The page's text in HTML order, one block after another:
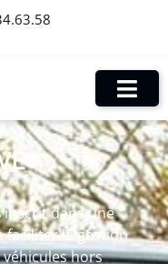
dans une
faciliter la gestion
hors